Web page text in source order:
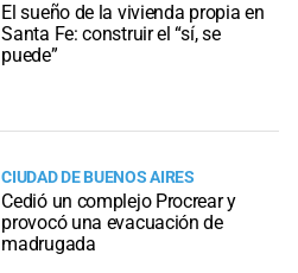
El sueño de la vivienda propia en
Santa Fe: construir el “sí, se
puede”
CIUDAD DE BUENOS AIRES
Cedió un complejo Procrear y
provocó una evacuación de
madrugada